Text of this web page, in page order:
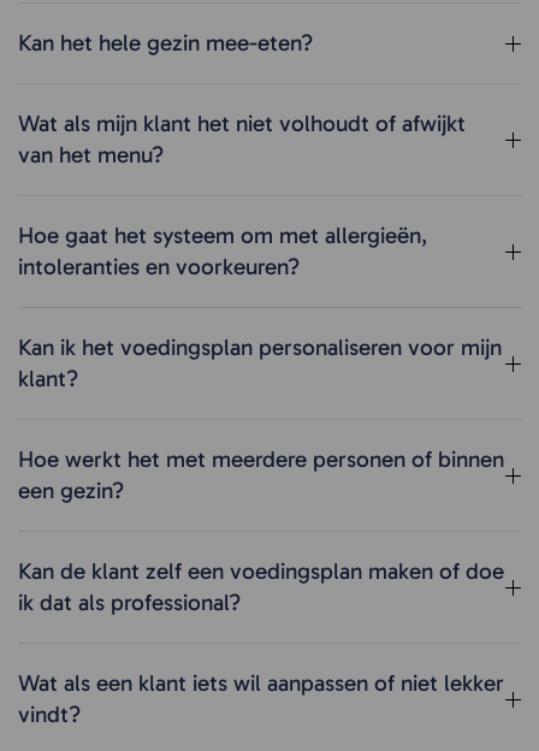
Kan het hele gezin mee-eten?
Wat als mijn klant het niet volhoudt of afwijkt
van het menu?
Hoe gaat het systeem om met allergieën,
intoleranties en voorkeuren?
Kan ik het voedingsplan personaliseren voor mijn
klant?
Hoe werkt het met meerdere personen of binnen
een gezin?
Kan de klant zelf een voedingsplan maken of doe
ik dat als professional?
Wat als een klant iets wil aanpassen of niet lekker
vindt?